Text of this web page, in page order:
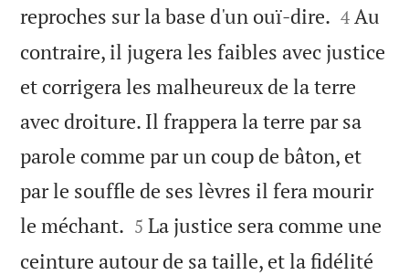
reproches sur la base d'un ouï-dire. 

4 Au
contraire, il jugera les faibles avec justice
et corrigera les malheureux de la terre
avec droiture. Il frappera la terre par sa
parole comme par un coup de bâton, et
par le souffle de ses lèvres il fera mourir
le méchant. 

5 La justice sera comme une
ceinture autour de sa taille, et la fidélité